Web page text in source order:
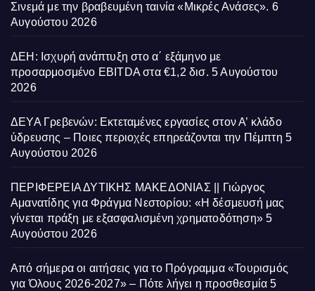
Σινεμά με την βραβευμένη ταινία «Μικρές Ανάσες». 6
Αυγούστου 2026
ΔΕΗ: Ισχυρή ανάπτυξη στο α΄ εξάμηνο με
προσαρμοσμένο EBITDA στα €1,2 δισ. 5 Αυγούστου
2026
ΔΕΥΑ Γρεβενών: Εκτεταμένες εργασίες στον Α’ κλάδο
ύδρευσης – Ποιες περιοχές επηρεάζονται την Πέμπτη 5
Αυγούστου 2026
ΠΕΡΙΦΕΡΕΙΑ ΔΥΤΙΚΗΣ ΜΑΚΕΔΟΝΙΑΣ || Γιώργος
Αμανατίδης για Φράγμα Νεστορίου: «Η δέσμευσή μας
γίνεται πράξη με εξασφαλισμένη χρηματοδότηση» 5
Αυγούστου 2026
Από σήμερα οι αιτήσεις για το Πρόγραμμα «Τουρισμός
για Όλους 2026-2027» – Πότε λήγει η προσθεσμία 5